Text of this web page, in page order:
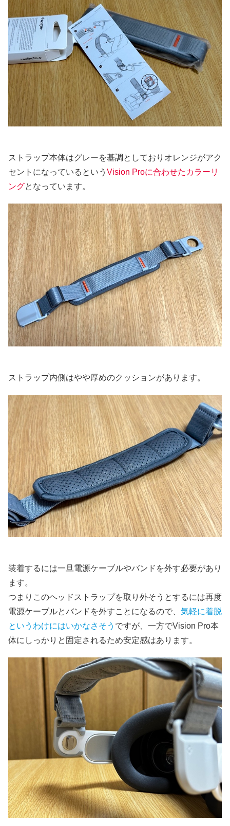
ストラップ本体はグレーを基調としておりオレンジがアク
セントになっているという Vision Proに合わせたカラーリ
ングとなっています。
ストラップ内側はやや厚めのクッションがあります。
装着するには一旦電源ケーブルやバンドを外す必要があり
ます。
つまりこのヘッドストラップを取り外そうとするには再度
電源ケーブルとバンドを外すことになるので、 気軽に着脱
というわけにはいかなさそう ですが、一方でVision Pro本
体にしっかりと固定されるため安定感はあります。